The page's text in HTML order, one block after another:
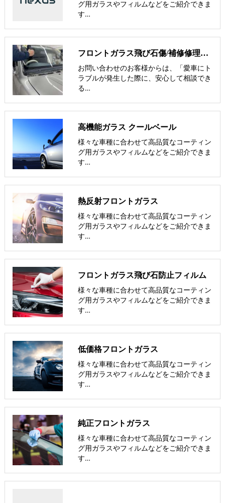
グ用ガラスやフィルムなどをご紹介できま
す…
フロントガラス飛び石傷/補修修理か交換/費用や保険修理の可否など解説
お問い合わせのお客様からは、「愛車にト
ラブルが発生した際に、安心して相談でき
る…
高機能ガラス クールベール
様々な車種に合わせて高品質なコーティン
グ用ガラスやフィルムなどをご紹介できま
す…
熱反射フロントガラス
様々な車種に合わせて高品質なコーティン
グ用ガラスやフィルムなどをご紹介できま
す…
フロントガラス飛び石防止フィルム
様々な車種に合わせて高品質なコーティン
グ用ガラスやフィルムなどをご紹介できま
す…
低価格フロントガラス
様々な車種に合わせて高品質なコーティン
グ用ガラスやフィルムなどをご紹介できま
す…
純正フロントガラス
様々な車種に合わせて高品質なコーティン
グ用ガラスやフィルムなどをご紹介できま
す…